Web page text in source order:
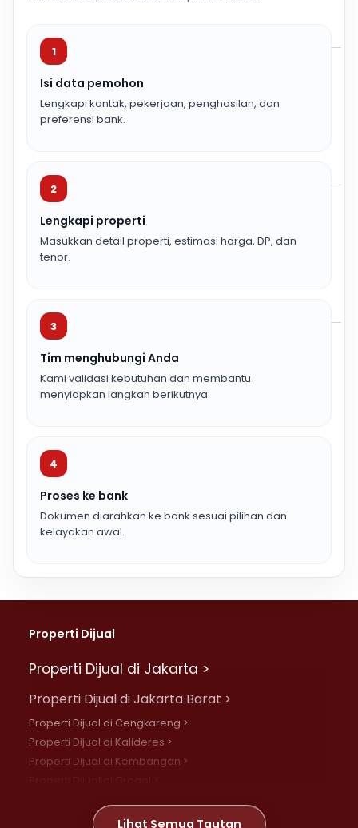
1
Isi data pemohon
Lengkapi kontak, pekerjaan, penghasilan, dan
preferensi bank.
2
Lengkapi properti
Masukkan detail properti, estimasi harga, DP, dan
tenor.
3
Tim menghubungi Anda
Kami validasi kebutuhan dan membantu
menyiapkan langkah berikutnya.
4
Proses ke bank
Dokumen diarahkan ke bank sesuai pilihan dan
kelayakan awal.
Properti Dijual
Properti Dijual di Jakarta >
Properti Dijual di Jakarta Barat >
Properti Dijual di Cengkareng >
Properti Dijual di Kalideres >
Properti Dijual di Kembangan >
Properti Dijual di Meruya >Lihat Semua Tautan